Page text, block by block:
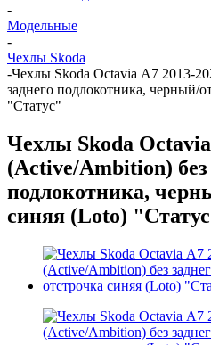
-
Модельные
-
Чехлы Skoda
-Чехлы Skoda Octavia А7 2013-
заднего подлокотника, черный/
"Статус"
Чехлы Skoda Octavia
(Active/Ambition) без
подлокотника,
синяя (Loto)